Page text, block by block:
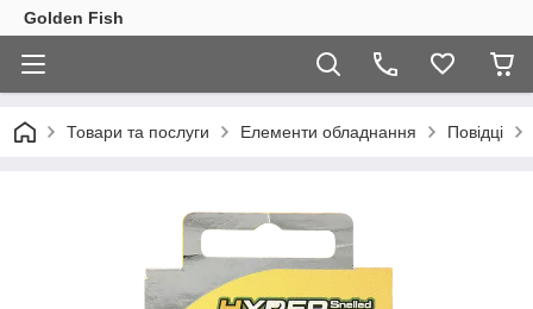
Golden Fish
Товари та послуги Елементи обладнання Повідці